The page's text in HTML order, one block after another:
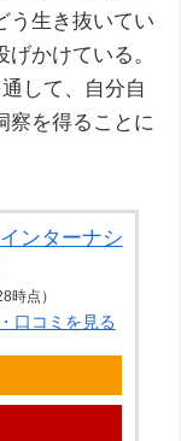
う生き抜いてい
かけている。
して、自分自
察を得ることに
ンターナシ
時点）
口コミを見る